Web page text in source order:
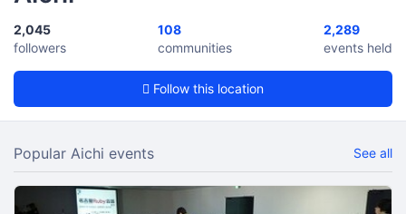
Follow this location
2,045
followers
108
communities
2,289
events held
Popular Aichi events See all